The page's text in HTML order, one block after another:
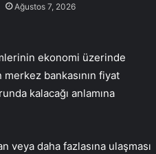
Ağustos 7, 2026
ekonomi üzerinde
bankasının fiyat
kalacağı anlamına
veya daha fazlasına ulaşması